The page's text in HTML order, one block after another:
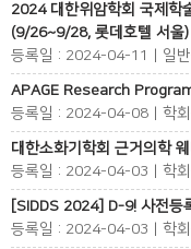
2024 대한위암학회 국제학
(9/26~9/28, 롯데호텔 서울)
등록일 : 2024-04-11 | 일반
APAGE Research
등록일 : 2024-04-08 | 학회
대한소화기학회 근거의학
등록일 : 2024-04-03 | 학회
[SIDDS 2024] D-9! 사전등
등록일 : 2024-04-03 | 학회